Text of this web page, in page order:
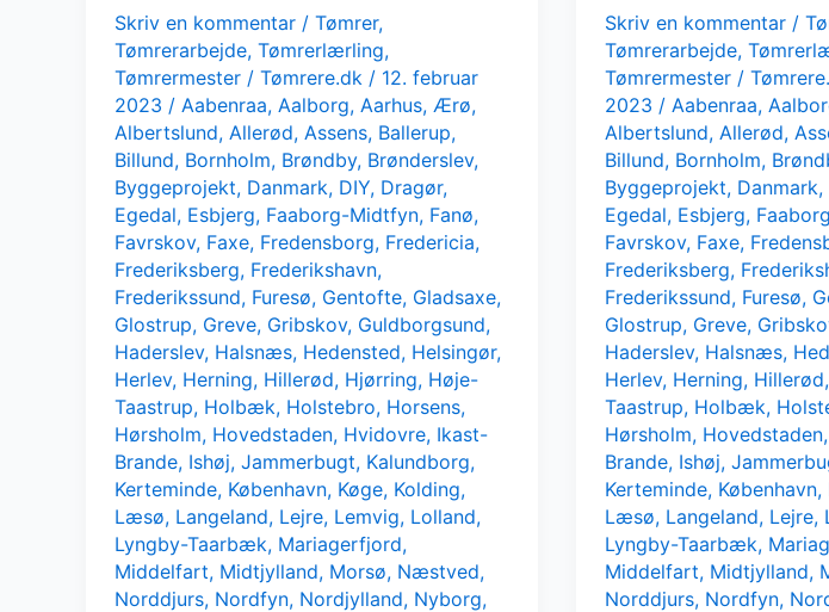
Skriv en kommentar / Tømrer,
Tømrerarbejde, Tømrerlærling,
Tømrermester / Tømrere.dk / 12. februar
2023 / Aabenraa, Aalborg, Aarhus, Ærø,
Albertslund, Allerød, Assens, Ballerup,
Billund, Bornholm, Brøndby, Brønderslev,
Byggeprojekt, Danmark, DIY, Dragør,
Egedal, Esbjerg, Faaborg-Midtfyn, Fanø,
Favrskov, Faxe, Fredensborg, Fredericia,
Frederiksberg, Frederikshavn,
Frederikssund, Furesø, Gentofte, Gladsaxe,
Glostrup, Greve, Gribskov, Guldborgsund,
Haderslev, Halsnæs, Hedensted, Helsingør,
Herlev, Herning, Hillerød, Hjørring, Høje-
Taastrup, Holbæk, Holstebro, Horsens,
Hørsholm, Hovedstaden, Hvidovre, Ikast-
Brande, Ishøj, Jammerbugt, Kalundborg,
Kerteminde, København, Køge, Kolding,
Læsø, Langeland, Lejre, Lemvig, Lolland,
Lyngby-Taarbæk, Mariagerfjord,
Middelfart, Midtjylland, Morsø, Næstved,
Norddjurs, Nordfyn, Nordjylland, Nyborg,
Skriv en kommentar /
Tømrerarbejde,
Tømrermester/
2023 / Aabenraa,
Albertslund, Allerød,
Billund, Bornholm,
Byggeprojekt, Danmark,
Egedal, Esbjerg,
Favrskov, Faxe,
Frederiksberg,
Frederikssund, Furesø,
Glostrup, Greve,
Haderslev, Halsnæs,
Herlev, Herning, Hillerød,
Taastrup, Holbæk,
Hørsholm, Hovedstaden,
Brande, Ishøj,
Kerteminde, København,
Læsø, Langeland, Lejre,
Lyngby-Taarbæk,
Middelfart, Midtjylland,
Norddjurs, Nordfyn,